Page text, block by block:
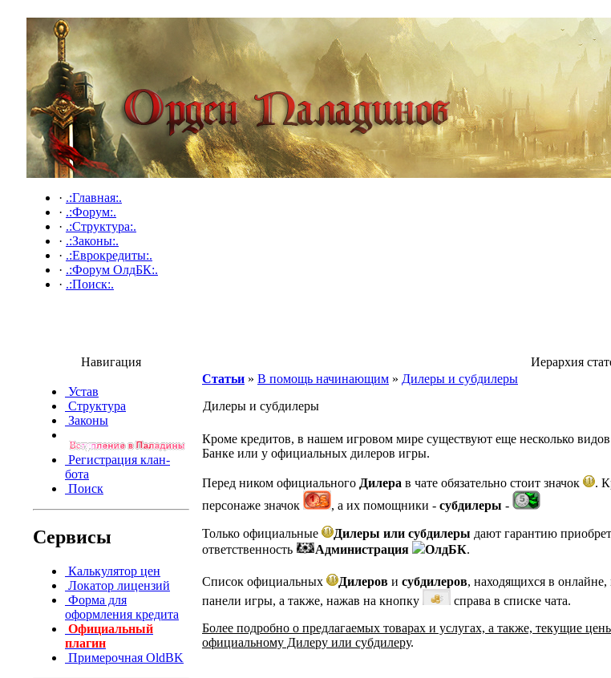
· .:Главная:.
· .:Форум:.
· .:Структура:.
· .:Законы:.
· .:Еврокредиты:.
· .:Форум ОлдБК:.
· .:Поиск:.
Навигация
Устав
Структура
Законы
Регистрация клан-
бота
Поиск
Сервисы
Калькулятор цен
Локатор лицензий
Форма для
оформления кредита
Официальный
плагин
Примерочная OldBK
Иерархия
Статьи » В помощь начинающим » Дилеры и субдилеры
Дилеры и субдилеры
Кроме кредитов, в нашем игровом мире существуют еще несколько
Банке или у официальных дилеров игры.
Перед ником официального Дилера в чате обязательно стоит значок .
персонаже значок
, а их помощники - субдилеры -
Только официальные Дилеры или субдилеры дают гарантию
ответственность
Администрация ОлдБК.
Список официальных Дилеров и субдилеров, находящихся в
панели игры, а также, нажав на кнопку
справа в списке чата.
Более подробно о предлагаемых товарах и услугах, а также, текущие
официальному Дилеру или субдилеру.